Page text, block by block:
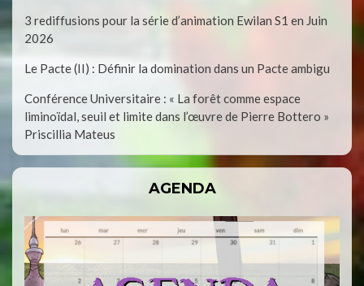
3 rediffusions pour la série d’animation Ewilan S1 en Juin
2026
Le Pacte (II) : Définir la domination dans un Pacte ambigu
Conférence Universitaire : « La forêt comme espace
liminoïdal, seuil et limite dans l’œuvre de Pierre Bottero »
Priscillia Mateus
AGENDA